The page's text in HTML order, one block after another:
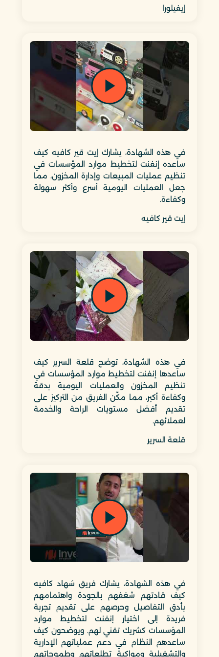
تقديم الدعم المهني، وحل المشكلات، وتسليم
بجدية، وتعمل بانسجام مع الآخرين في تخطيط
وتنفيذ الاستراتيجيات بطريقة فعالة.
فريقهم يتمتع باللباقة وسرعة الاستجابة، وهم
دائمًا متاحون لضمان رضا العميل التام عن المنتج
أنا أعتبر شركة إنفنت شريكًا حقيقيًا وليس مجرد مزوّد
خدمات تسويقية.
إيفيلورا
في هذه الشهادة، يشارك إيت قير كافيه كيف
ساعده إنفنت لتخطيط موارد المؤسسات في
تنظيم عمليات المبيعات وإدارة المخزون، مما
جعل العمليات اليومية أسرع وأكثر سهولة
وكفاءة.
إيت قير كافيه
في هذه الشهادة، توضح قلعة السرير كيف
ساعدها إنفنت لتخطيط موارد المؤسسات في
تنظيم المخزون والعمليات اليومية بدقة
وكفاءة أكبر، مما مكّن الفريق من التركيز على
تقديم أفضل مستويات الراحة والخدمة
لعملائهم.
قلعة السرير
في هذه الشهادة، يشارك فريق سُهاد كافيه
كيف قادتهم شغفهم بالجودة واهتمامهم
بأدق التفاصيل وحرصهم على تقديم تجربة
فريدة إلى اختيار إنفنت لتخطيط موارد
المؤسسات كشريك تقني لهم. ويوضحون كيف
ساعدهم النظام في دعم عملياتهم الإدارية
والتشغيلية ومواكبة تطلعاتهم وطموحاتهم